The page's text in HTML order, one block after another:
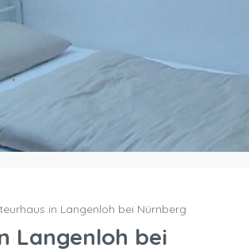
in Langenloh bei Nürnberg
Langenloh bei